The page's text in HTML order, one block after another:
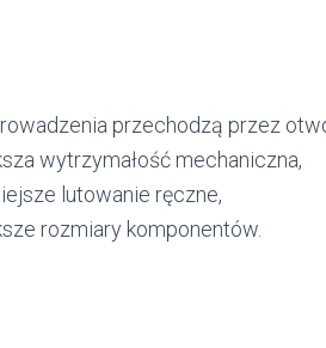
przechodzą przez
wytrzymałość mechaniczna,
lutowanie ręczne,
rozmiary komponentów.